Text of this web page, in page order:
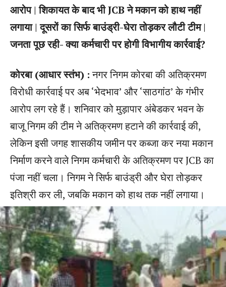
आरोप | शिकायत के बाद भी JCB ने मकान को हाथ नहीं
लगाया | दूसरों का सिर्फ बाउंड्री-घेरा तोड़कर लौटी टीम |
जनता पूछ रही- क्या कर्मचारी पर होगी विभागीय कार्रवाई?
कोरबा (आधार स्तंभ) :नगर निगम कोरबा की अतिक्रमण
विरोधी कार्रवाई पर अब ‘भेदभाव’ और ‘साठगांठ’ के गंभीर
आरोप लग रहे हैं। शनिवार को मुड़ापार अंबेडकर भवन के
बाजू निगम की टीम ने अतिक्रमण हटाने की कार्रवाई की,
लेकिन इसी जगह शासकीय जमीन पर कब्जा कर नया मकान
निर्माण करने वाले निगम कर्मचारी के अतिक्रमण पर JCB का
पंजा नहीं चला। निगम ने सिर्फ बाउंड्री और घेरा तोड़कर
इतिश्री कर ली, जबकि मकान को हाथ तक नहीं लगाया।